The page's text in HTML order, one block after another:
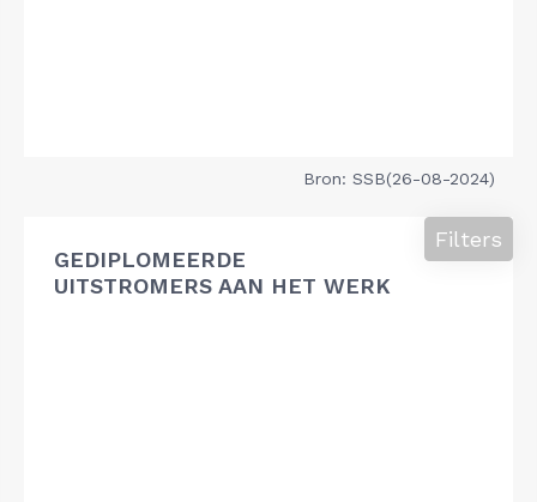
Bron: SSB(26-08-2024)
GEDIPLOMEERDE
UITSTROMERS AAN HET WERK
Filters